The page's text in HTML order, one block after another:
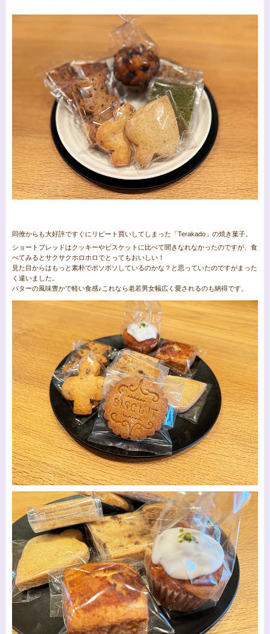
同僚からも大好評ですぐにリピート買いしてしまった「Terakado」の焼き菓子。
ショートブレッドはクッキーやビスケットに比べて聞きなれなかったのですが、食
べてみるとサクサクホロホロでとってもおいしい！
見た目からはもっと素朴でボソボソしているのかな？と思っていたのですがまった
く違いました。
バターの風味豊かで軽い食感♪これなら老若男女幅広く愛されるのも納得です。